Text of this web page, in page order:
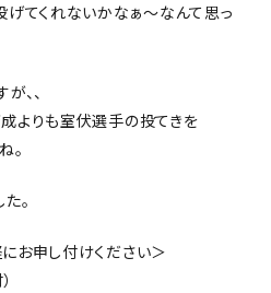
てくれないかなぁ〜なんて思っ
、、
よりも室伏選手の投てきを
。
。
お申し付けください＞